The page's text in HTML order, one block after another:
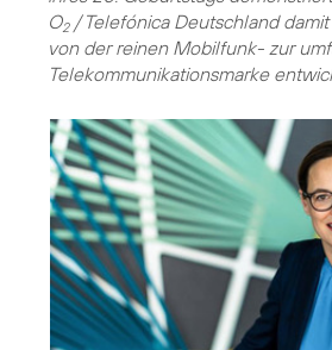
O2/ Telefónica Deutschland damit
von der reinen Mobilfunk- zur
Telekommunikationsmarke